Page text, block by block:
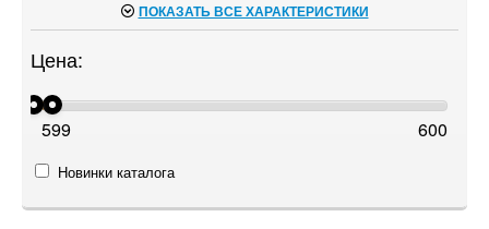
ПОКАЗАТЬ ВСЕ ХАРАКТЕРИСТИКИ
Цена:
599 600
Новинки каталога